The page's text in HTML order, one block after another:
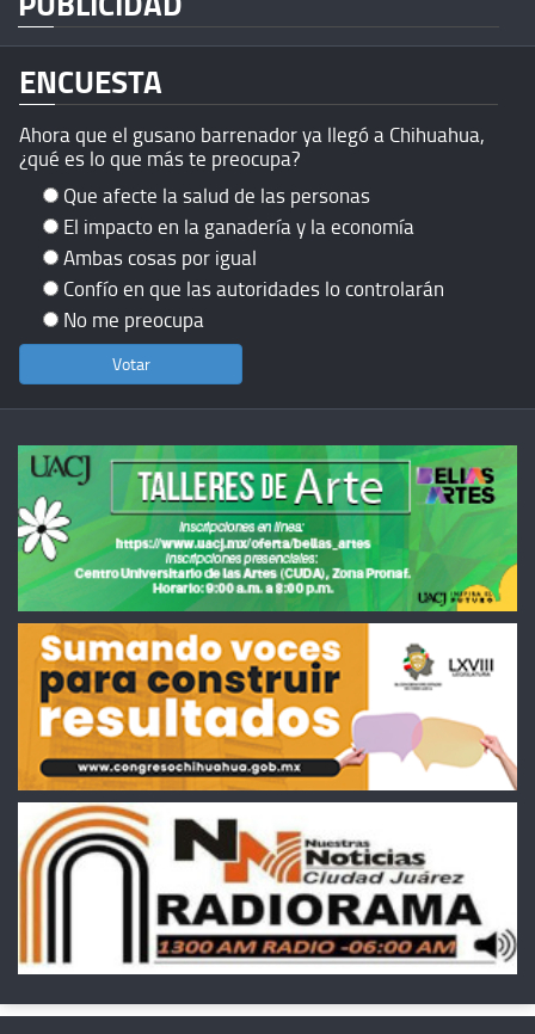
ENCUESTA
Ahora que el gusano barrenador ya llegó a Chihuahua,
¿qué es lo que más te preocupa?
Que afecte la salud de las personas
El impacto en la ganadería y la economía
Ambas cosas por igual
Confío en que las autoridades lo controlarán
No me preocupa